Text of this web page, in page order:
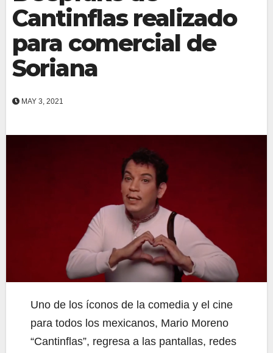
Cantinflas realizado
para comercial de
Soriana
MAY 3, 2021
Uno de los íconos de la comedia y el cine
para todos los mexicanos, Mario Moreno
“Cantinflas”, regresa a las pantallas, redes